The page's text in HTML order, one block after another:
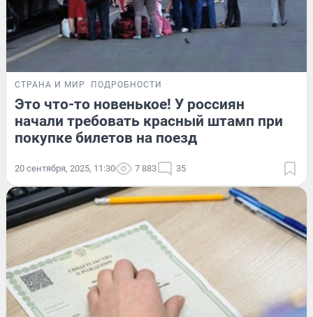
СТРАНА И МИР ПОДРОБНОСТИ
Это что-то новенькое! У россиян
начали требовать красный штамп при
покупке билетов на поезд
20 сентября, 2025, 11:30 7 883 35